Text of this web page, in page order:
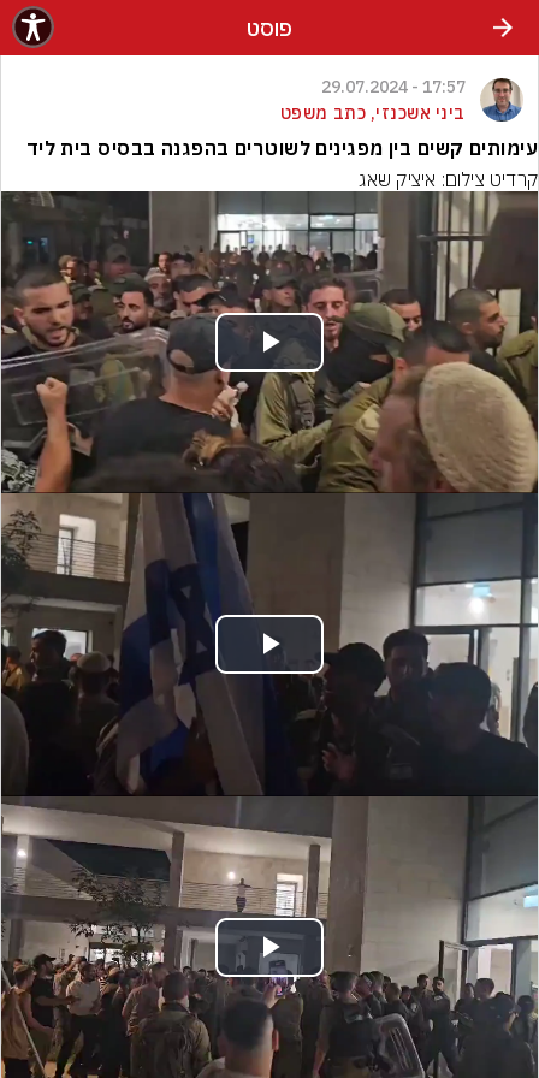
פוסט
17:57 - 29.07.2024
ביני אשכנזי, כתב משפט
עימותים קשים בין מפגינים לשוטרים בהפגנה בבסיס בית ליד
קרדיט צילום: איציק שאג
Play
Video
Play
Video
Play
Video